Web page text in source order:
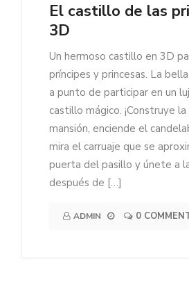
El castillo de las
3D
Un hermoso castillo en 3D
príncipes y princesas. La
a punto de participar en un
castillo mágico. ¡Construye
mansión, enciende el
mira el carruaje que se
puerta del pasillo y únete a
después de […]
ADMIN 0